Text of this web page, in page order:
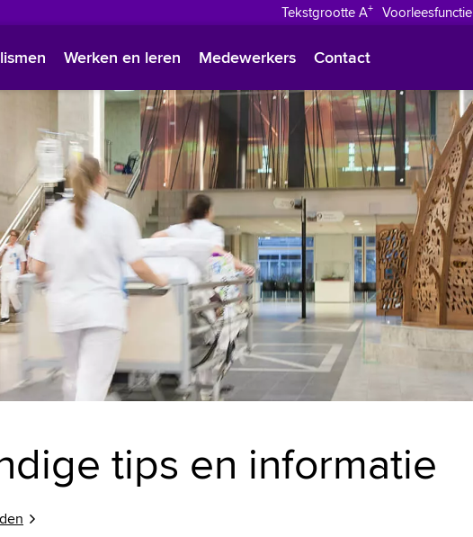
Tekstgrootte A+ Voorleesfunctie
Polski
Türkçe
Arabisch
Werken en leren Medewerkers Contact
tips en informatie